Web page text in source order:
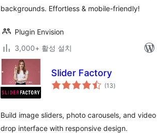
backgrounds. Effortless & mobile-friendly!
Plugin Envision
3,000+ 활성 설치
Slider Factory
(13전
체)
Build image sliders, photo carousels, and
drop interface with responsive design.